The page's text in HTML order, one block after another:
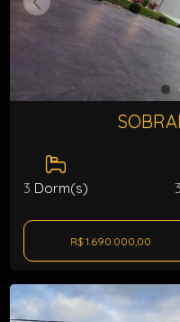
3 Dorm(s) 3
R$ 1.690.000,00